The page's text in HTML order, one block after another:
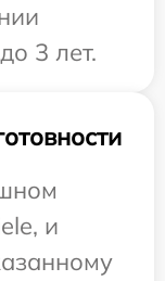
3 лет.
и